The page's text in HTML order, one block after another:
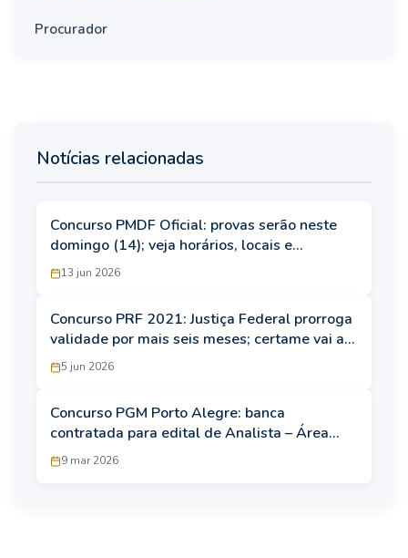
Procurador
Notícias relacionadas
Concurso PMDF Oficial: provas serão neste
domingo (14); veja horários, locais e
orientações
13 jun 2026
Concurso PRF 2021: Justiça Federal prorroga
validade por mais seis meses; certame vai até
dezembro
5 jun 2026
Concurso PGM Porto Alegre: banca
contratada para edital de Analista – Área
Jurídica
9 mar 2026